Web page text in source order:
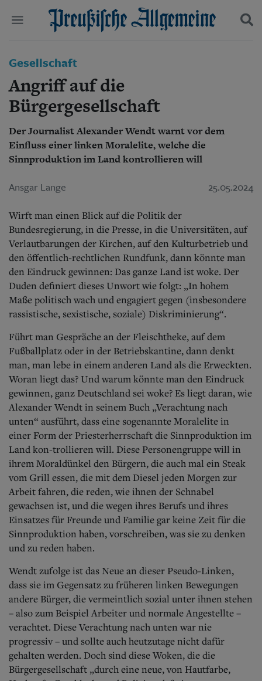
Start
Wer wir sind
Aktuelle Ausgabe
Abonnenten-Login
Abonnent werden
Abo Prämien
Archiv
Wirtschaft
Panorama
Gesellschaft
Leben
Geschichte
Ostpreußen
Pommern
Bücher
Kontakt
Impressum
Datenschutz
Suchen und finden
Gesellschaft
Angriff auf die
Bürgergesellschaft
Der Journalist Alexander Wendt warnt vor dem
Einfluss einer linken Moralelite, welche die
Sinnproduktion im Land kontrollieren will
Ansgar Lange 25.05.2024
Wirft man einen Blick auf die Politik der
Bundesregierung, in die Presse, in die Universitäten, auf
Verlautbarungen der Kirchen, auf den Kulturbetrieb und
den öffentlich-rechtlichen Rundfunk, dann könnte man
den Eindruck gewinnen: Das ganze Land ist woke. Der
Duden definiert dieses Unwort wie folgt: „In hohem
Maße politisch wach und engagiert gegen (insbesondere
rassistische, sexistische, soziale) Diskriminierung“.
Führt man Gespräche an der Fleischtheke, auf dem
Fußballplatz oder in der Betriebskantine, dann denkt
man, man lebe in einem anderen Land als die Erweckten.
Woran liegt das? Und warum könnte man den Eindruck
gewinnen, ganz Deutschland sei woke? Es liegt daran, wie
Alexander Wendt in seinem Buch „Verachtung nach
unten“ ausführt, dass eine sogenannte Moralelite in
einer Form der Priesterherrschaft die Sinnproduktion im
Land kon-trollieren will. Diese Personengruppe will in
ihrem Moraldünkel den Bürgern, die auch mal ein Steak
vom Grill essen, die mit dem Diesel jeden Morgen zur
Arbeit fahren, die reden, wie ihnen der Schnabel
gewachsen ist, und die wegen ihres Berufs und ihres
Einsatzes für Freunde und Familie gar keine Zeit für die
Sinnproduktion haben, vorschreiben, was sie zu denken
und zu reden haben.
Wendt zufolge ist das Neue an dieser Pseudo-Linken,
dass sie im Gegensatz zu früheren linken Bewegungen
andere Bürger, die vermeintlich sozial unter ihnen stehen
– also zum Beispiel Arbeiter und normale Angestellte –
verachtet. Diese Verachtung nach unten war nie
progressiv – und sollte auch heutzutage nicht dafür
gehalten werden. Doch sind diese Woken, die die
Bürgergesellschaft „durch eine neue, von Hautfarbe,